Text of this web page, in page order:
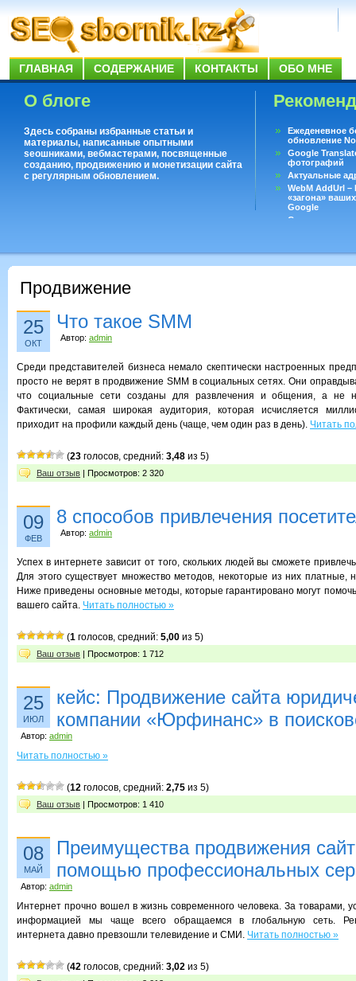
ГЛАВНАЯ СОДЕРЖАНИЕ КОНТАКТЫ ОБО МНЕ
О блоге
Здесь собраны избранные статьи и
материалы, написанные опытными
seoшниками, вебмастерами, посвященные
созданию, продвижению и монетизации сайта
с регулярным обновлением.
Ежеденевное
обновление
Google
фотографий
Актуальные
WebM AddUrl
«загона»
Google
Существует
Продвижение
25
ОКТ
Что такое SMM
Автор: admin
Среди представителей бизнеса немало скептически настроенных
просто не верят в продвижение SMM в социальных сетях. Они
что социальные сети созданы для развлечения и общения, а не
Фактически, самая широкая аудитория, которая исчисляется
приходит на профили каждый день (чаще, чем один раз в день). Читать
(23 голосов, средний: 3,48 из 5)
Ваш отзыв | Просмотров: 2 320
09
ФЕВ
8 способов привлечения
Автор: admin
Успех в интернете зависит от того, скольких людей вы сможете
Для этого существует множество методов, некоторые из них платные,
Ниже приведены основные методы, которые гарантировано могут
вашего сайта. Читать полностью »
(1 голосов, средний: 5,00 из 5)
Ваш отзыв | Просмотров: 1 712
25
ИЮЛ
кейс: Продвижение сайта
компании «Юрфинанс» в
Автор: admin
Читать полностью »
(12 голосов, средний: 2,75 из 5)
Ваш отзыв | Просмотров: 1 410
08
МАЙ
Преимущества продвижения
помощью профессиональных
Автор: admin
Интернет прочно вошел в жизнь современного человека. За товарами,
информацией мы чаще всего обращаемся в глобальную сеть.
интернета давно превзошли телевидение и СМИ. Читать полностью »
(42 голосов, средний: 3,02 из 5)